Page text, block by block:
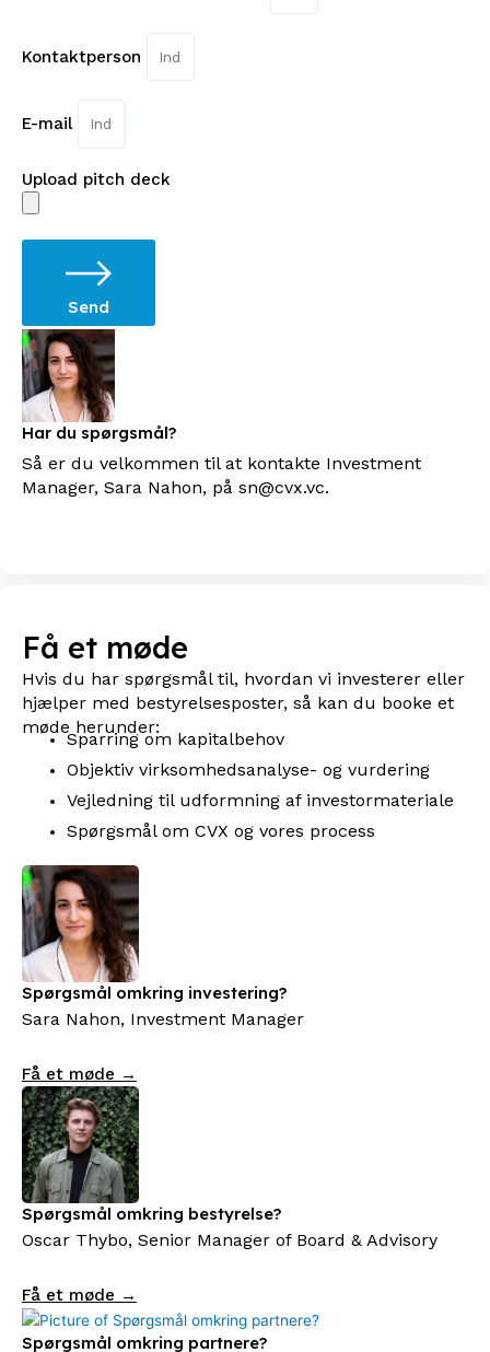
Kontaktperson
E-mail
Upload pitch deck
Send
Har du spørgsmål?
Så er du velkommen til at kontakte Investment
Manager, Sara Nahon, på sn@cvx.vc.
Få et møde
Hvis du har spørgsmål til, hvordan vi investerer eller
hjælper med bestyrelsesposter, så kan du booke et
møde herunder:
Sparring om kapitalbehov
Objektiv virksomhedsanalyse- og vurdering
Vejledning til udformning af investormateriale
Spørgsmål om CVX og vores process
Spørgsmål omkring investering?
Sara Nahon, Investment Manager
Få et møde →
Spørgsmål omkring bestyrelse?
Oscar Thybo, Senior Manager of Board & Advisory
Få et møde →
Spørgsmål omkring partnere?